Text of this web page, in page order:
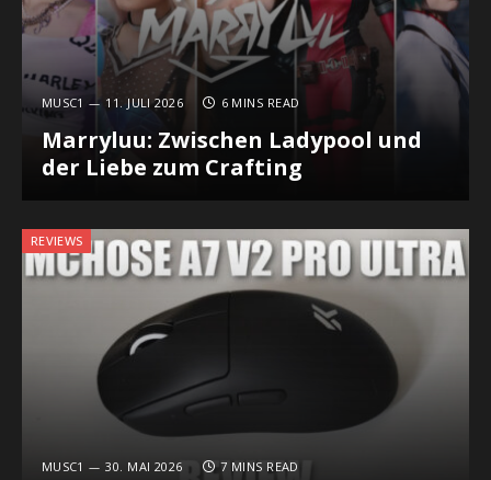
MUSC1 11. JULI 2026 6 MINS READ
Marryluu: Zwischen Ladypool und
der Liebe zum Crafting
REVIEWS
MUSC1 30. MAI 2026 7 MINS READ